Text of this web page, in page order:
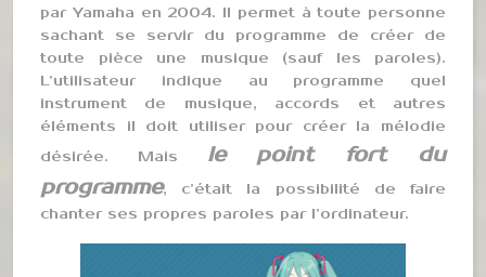
par Yamaha en 2004. Il permet à toute personne
sachant se servir du programme de créer de
toute pièce une musique (sauf les paroles).
L’utilisateur indique au programme quel
instrument de musique, accords et autres
éléments il doit utiliser pour créer la mélodie
désirée. Mais le point fort du
programme, c’était la possibilité de faire
chanter ses propres paroles par l’ordinateur.